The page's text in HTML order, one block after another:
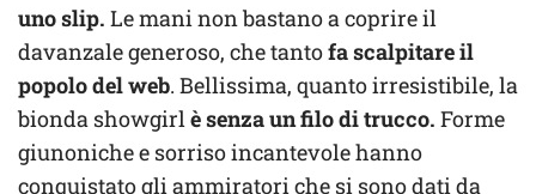
uno slip. Le mani non bastano a coprire il
davanzale generoso, che tantofa scalpitare il
popolo del web. Bellissima, quanto irresistibile, la
bionda showgirl è senza un filo di trucco. Forme
giunoniche e sorriso incantevole hanno
conquistato gli ammiratori che si sono dati da